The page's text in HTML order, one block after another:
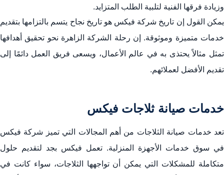
وزيادة فرقها الفنية لتلبية الطلب المتزايد.
يمكن القول إن تاريخ شركة فيكس هو تاريخ نجاح يتسم بالتزامها بتقديم
خدمات متميزة وموثوقة. إن رحلة الشركة الزاهرة نحو تحقيق أهدافها
تمثل مثالاً يحتذى به في عالم الأعمال، ويسعى فريق العمل دائمًا إلى
تقديم الأفضل لعملائهم.
خدمات صيانة ثلاجات فيكس
تعد خدمات صيانة الثلاجات من أهم المجالات التي تميز شركة فيكس
في سوق خدمات الأجهزة المنزلية. تعمل فيكس بجد لتقديم حلول
متكاملة للمشكلات التي يمكن أن تواجهها الثلاجات، سواء كانت في